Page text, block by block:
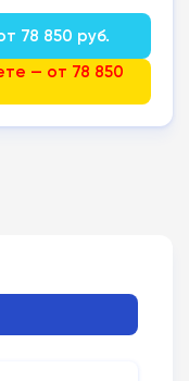
78 850 руб.
— от 78 850